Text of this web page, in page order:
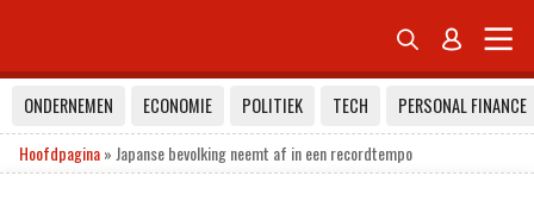
 
ONDERNEMEN ECONOMIE POLITIEK TECH
PERSONAL FINANCE
Hoofdpagina» Japanse bevolking neemt af in een recordtempo